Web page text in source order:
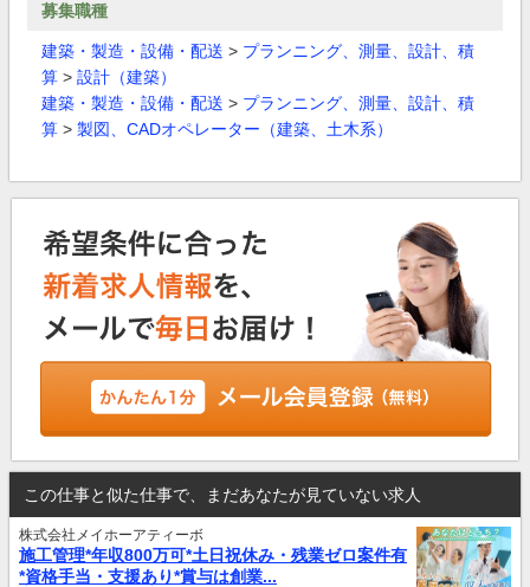
募集職種
建築・製造・設備・配送 > プランニング、測量、設計、積
算 > 設計（建築）
建築・製造・設備・配送 > プランニング、測量、設計、積
算 > 製図、CADオペレーター（建築、土木系）
この仕事と似た仕事で、まだあなたが見ていない求人
株式会社メイホーアティーボ
施工管理*年収800万可*土日祝休み・残業ゼロ案件有
*資格手当・支援あり*賞与は創業...